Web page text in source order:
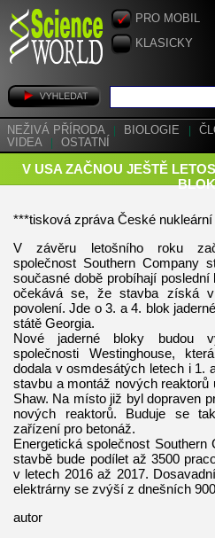
PRO MOBIL
KLASICKY
NEŽIVÁ PŘÍRODA BIOLOGIE
VIDEA
OSTATNÍ
V USA ZAČNOU JEŠTĚ
***tisková zpráva České
V závěru letošního roku
společnost Southern Company
současné době probíhají
očekává se, že stavba získá v
povolení. Jde o 3. a 4. blok
státě Georgia.
Nové jaderné bloky budou
společnosti Westinghouse,
dodala v osmdesátých letech i 1.
stavbu a montáž nových reaktorů
Shaw. Na místo již byl dopraven
nových reaktorů. Buduje se
zařízení pro betonáž.
Energetická společnost
stavbě bude podílet až 3500
v letech 2016 až 2017.
elektrárny se zvýší z dnešních
autor